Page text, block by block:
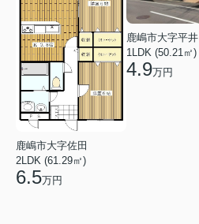
鹿嶋市大字佐田
2LDK (61.29㎡)
6.5万円
鹿嶋市大字平井
1LDK (50.21㎡)
4.9万円